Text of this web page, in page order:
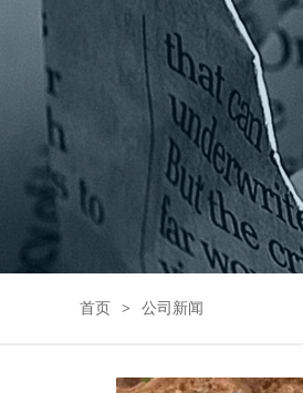
首页 公司新闻